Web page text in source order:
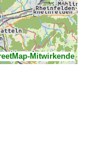
Mitwirkende